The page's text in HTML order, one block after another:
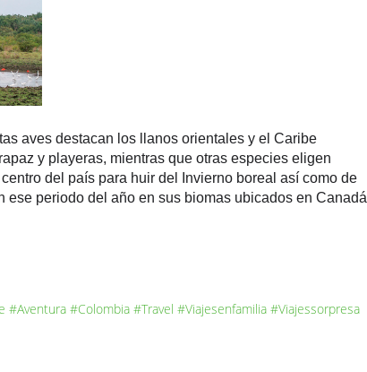
aves destacan los llanos orientales y el Caribe
y playeras, mientras que otras especies eligen
del país para huir del Invierno boreal así como de
ese periodo del año en sus biomas ubicados en Canadá
#Aventura #Colombia #Travel #Viajesenfamilia #Viajessorpresa